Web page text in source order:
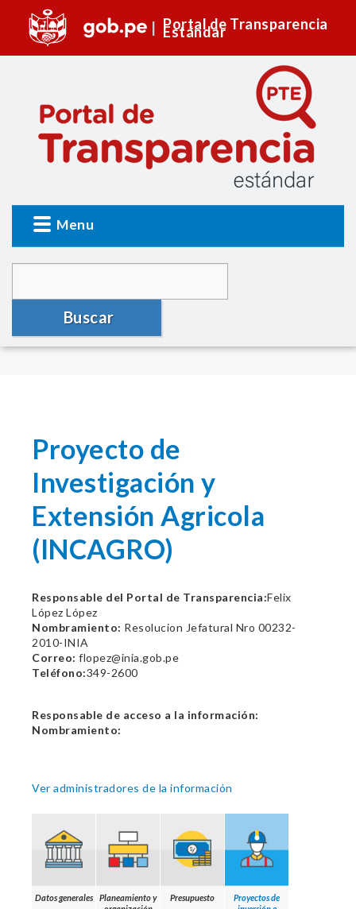
Portal de Transparencia
Estándar
Menu
Buscar
Proyecto de
Investigación y
Extensión Agricola
(INCAGRO)
Responsable del Portal de Transparencia:Felix
López López
Nombramiento: Resolucion Jefatural Nro 00232-
2010-INIA
Correo: flopez@inia.gob.pe
Teléfono:349-2600
Responsable de acceso a la información:
Nombramiento:
Ver administradores de la información
Datos generales
Planeamiento y
Presupuesto
Proyectos de